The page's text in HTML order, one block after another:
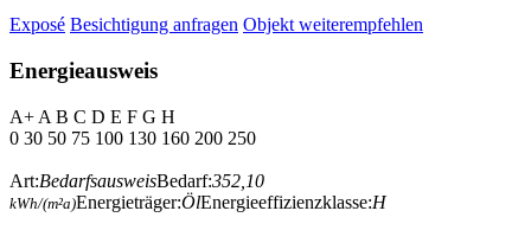
Exposé Besichtigung anfragen Objekt weiterempfehlen
Energieausweis
A+ A B C D E F G H
0 30 50 75 100 130 160 200 250
Art:BedarfsausweisBedarf:352,10
kWh/(m²a)Energieträger:ÖlEnergieeffizienzklasse:H